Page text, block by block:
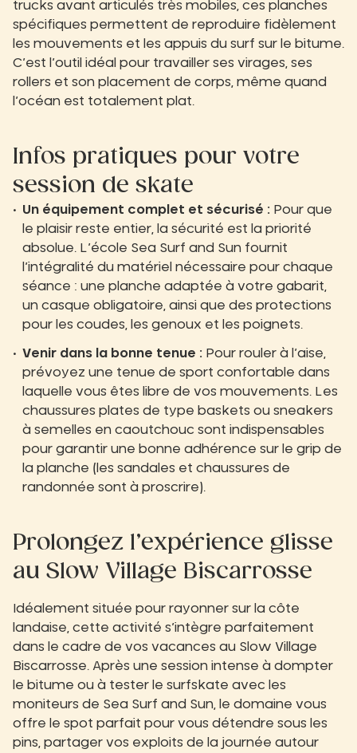
trucks avant articulés très mobiles, ces planches
spécifiques permettent de reproduire fidèlement
les mouvements et les appuis du surf sur le bitume.
C’est l’outil idéal pour travailler ses virages, ses
rollers et son placement de corps, même quand
l’océan est totalement plat.
Infos pratiques pour votre
session de skate
Un équipement complet et sécurisé : Pour que
le plaisir reste entier, la sécurité est la priorité
absolue. L’école Sea Surf and Sun fournit
l’intégralité du matériel nécessaire pour chaque
séance : une planche adaptée à votre gabarit,
un casque obligatoire, ainsi que des protections
pour les coudes, les genoux et les poignets.
Venir dans la bonne tenue : Pour rouler à l’aise,
prévoyez une tenue de sport confortable dans
laquelle vous êtes libre de vos mouvements. Les
chaussures plates de type baskets ou sneakers
à semelles en caoutchouc sont indispensables
pour garantir une bonne adhérence sur le grip de
la planche (les sandales et chaussures de
randonnée sont à proscrire).
Prolongez l’expérience glisse
au Slow Village Biscarrosse
Idéalement située pour rayonner sur la côte
landaise, cette activité s’intègre parfaitement
dans le cadre de vos vacances au Slow Village
Biscarrosse. Après une session intense à dompter
le bitume ou à tester le surfskate avec les
moniteurs de Sea Surf and Sun, le domaine vous
offre le spot parfait pour vous détendre sous les
pins, partager vos exploits de la journée autour